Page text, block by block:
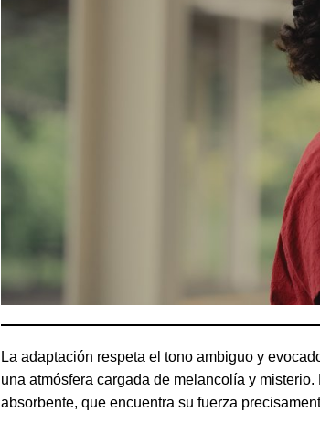
La adaptación respeta el tono ambiguo y
una atmósfera cargada de melancolía y
absorbente, que encuentra su fuerza